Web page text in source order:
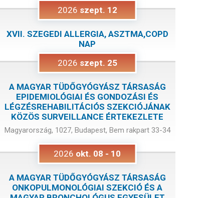
2026 szept. 12
XVII. SZEGEDI ALLERGIA, ASZTMA,COPD
NAP
2026 szept. 25
A MAGYAR TÜDŐGYÓGYÁSZ TÁRSASÁG
EPIDEMIOLÓGIAI ÉS GONDOZÁSI ÉS
LÉGZÉSREHABILITÁCIÓS SZEKCIÓJÁNAK
KÖZÖS SURVEILLANCE ÉRTEKEZLETE
Magyarország, 1027, Budapest, Bem rakpart 33-34
2026 okt. 08 - 10
A MAGYAR TÜDŐGYÓGYÁSZ TÁRSASÁG
ONKOPULMONOLÓGIAI SZEKCIÓ ÉS A